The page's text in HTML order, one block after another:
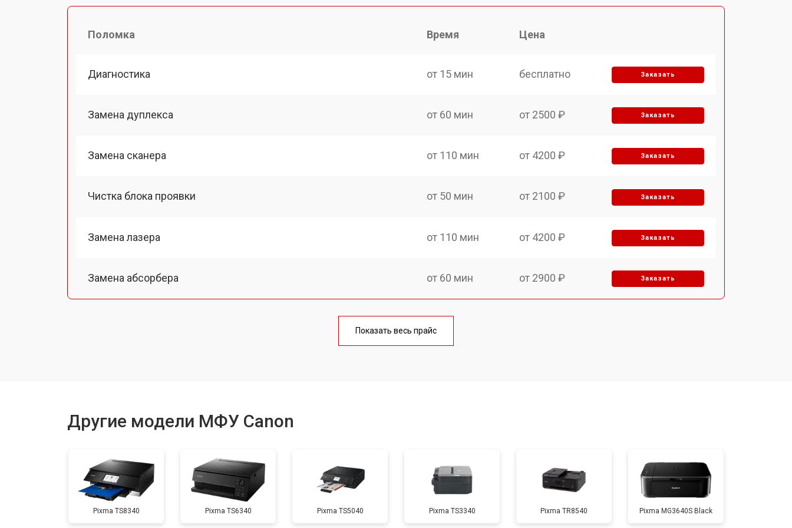
Поломка Время Цена
Диагностика от 15 мин бесплатно Заказать
Замена дуплекса от 60 мин от 2500 ₽ Заказать
Замена сканера от 110 мин от 4200 ₽ Заказать
Чистка блока проявки от 50 мин от 2100 ₽ Заказать
Замена лазера от 110 мин от 4200 ₽ Заказать
Замена абсорбера от 60 мин от 2900 ₽ Заказать
от 100 мин
Замена печатной головки от 100 мин от 3500 ₽ Заказать
Замена каретки от 60 мин от 2800 ₽ Заказать
Показать весь прайс
Другие модели МФУ Canon
Pixma TS8340 Pixma TS6340 Pixma TS5040 Pixma TS3340 Pixma TR8540 Pixma MG3640S Black